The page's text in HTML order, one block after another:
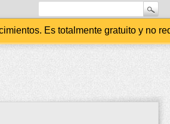
Es totalmente gratuito y no